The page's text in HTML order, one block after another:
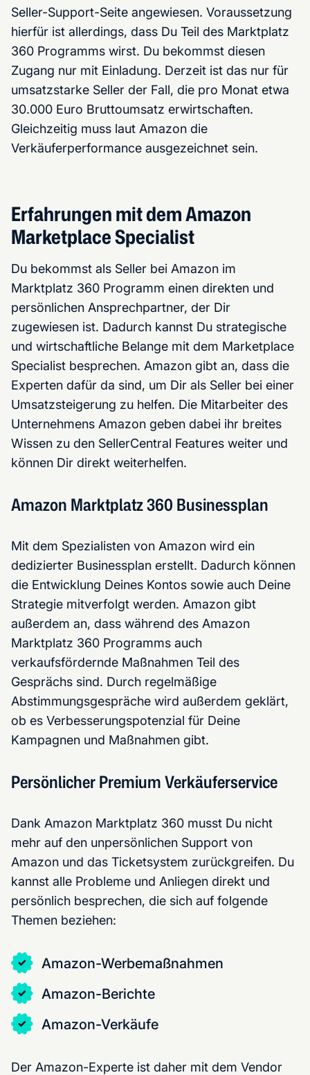
Seller-Support-Seite angewiesen. Voraussetzung
hierfür ist allerdings, dass Du Teil des Marktplatz
360 Programms wirst. Du bekommst diesen
Zugang nur mit Einladung. Derzeit ist das nur für
umsatzstarke Seller der Fall, die pro Monat etwa
30.000 Euro Bruttoumsatz erwirtschaften.
Gleichzeitig muss laut Amazon die
Verkäuferperformance ausgezeichnet sein.
Erfahrungen mit dem Amazon
Marketplace Specialist
Du bekommst als Seller bei Amazon im
Marktplatz 360 Programm einen direkten und
persönlichen Ansprechpartner, der Dir
zugewiesen ist. Dadurch kannst Du strategische
und wirtschaftliche Belange mit dem Marketplace
Specialist besprechen. Amazon gibt an, dass die
Experten dafür da sind, um Dir als Seller bei einer
Umsatzsteigerung zu helfen. Die Mitarbeiter des
Unternehmens Amazon geben dabei ihr breites
Wissen zu den SellerCentral Features weiter und
können Dir direkt weiterhelfen.
Amazon Marktplatz 360 Businessplan
Mit dem Spezialisten von Amazon wird ein
dedizierter Businessplan erstellt. Dadurch können
die Entwicklung Deines Kontos sowie auch Deine
Strategie mitverfolgt werden. Amazon gibt
außerdem an, dass während des Amazon
Marktplatz 360 Programms auch
verkaufsfördernde Maßnahmen Teil des
Gesprächs sind. Durch regelmäßige
Abstimmungsgespräche wird außerdem geklärt,
ob es Verbesserungspotenzial für Deine
Kampagnen und Maßnahmen gibt.
Persönlicher Premium Verkäuferservice
Dank Amazon Marktplatz 360 musst Du nicht
mehr auf den unpersönlichen Support von
Amazon und das Ticketsystem zurückgreifen. Du
kannst alle Probleme und Anliegen direkt und
persönlich besprechen, die sich auf folgende
Themen beziehen:
Amazon-Werbemaßnahmen
Amazon-Berichte
Amazon-Verkäufe
Der Amazon-Experte ist daher mit dem Vendor